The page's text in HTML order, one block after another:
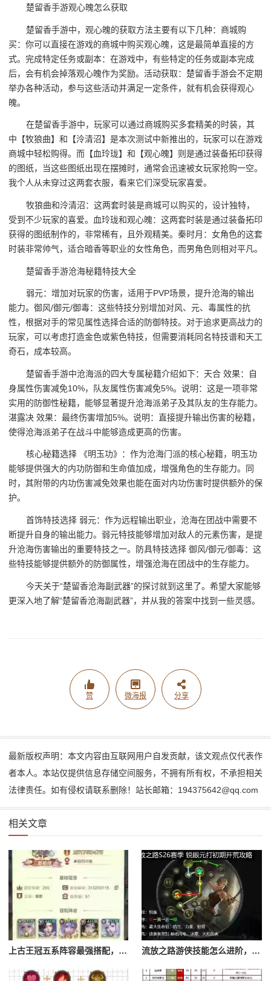
楚留香手游观心魄怎么获取
楚留香手游中，观心魄的获取方法主要有以下几种：商城购
买：你可以直接在游戏的商城中购买观心魄，这是最简单直接的方
式。完成特定任务或副本：在游戏中，有些特定的任务或副本完成
后，会有机会掉落观心魄作为奖励。活动获取：楚留香手游会不定期
举办各种活动，参与这些活动并满足一定条件，就有机会获得观心
魄。
在楚留香手游中，玩家可以通过商城购买多套精美的时装，其
中【牧狼曲】和【泠清沼】是本次测试中新推出的，玩家可以在游戏
商城中轻松购得。而【血玲珑】和【观心魄】则是通过装备拓印获得
的图纸，当这些图纸出现在摆摊时，通常会迅速被女玩家抢购一空。
我个人从未穿过这两套衣服，看来它们深受玩家喜爱。
牧狼曲和泠清沼：这两套时装是商城可以购买的，设计独特，
受到不少玩家的喜爱。血玲珑和观心魄：这两套时装是通过装备拓印
获得的图纸制作的，非常稀有，且外观精美。秦时月：女角色的这套
时装非常帅气，适合暗香等职业的女性角色，而男角色则相对平凡。
楚留香手游沧海秘籍特技大全
弱元：增加对玩家的伤害，适用于PVP场景，提升沧海的输出
能力。御风/御元/御毒：这些特技分别增加对风、元、毒属性的抗
性，根据对手的常见属性选择合适的防御特技。对于追求更高战力的
玩家，可以考虑打造金色或紫色特技，但需要消耗同名特技谱和天工
奇石，成本较高。
楚留香手游中沧海派的四大专属秘籍介绍如下：天合 效果：自
身属性伤害减免10%，队友属性伤害减免5%。说明：这是一项非常
实用的防御性秘籍，能够显著提升沧海派弟子及其队友的生存能力。
湛露决 效果：最终伤害增加5%。说明：直接提升输出伤害的秘籍，
使得沧海派弟子在战斗中能够造成更高的伤害。
核心秘籍选择 《明玉功》：作为沧海门派的核心秘籍，明玉功
能够提供强大的内功防御和生命值加成，增强角色的生存能力。同
时，其附带的内功伤害减免效果也能在面对内功伤害时提供额外的保
护。
首饰特技选择 弱元：作为远程输出职业，沧海在团战中需要不
断提升自身的输出能力。弱元特技能够增加对敌人的元素伤害，是提
升沧海伤害输出的重要特技之一。防具特技选择 御风/御元/御毒：这
些特技能够提供额外的防御属性，增强沧海在团战中的生存能力。
今天关于“楚留香沧海副武器”的探讨就到这里了。希望大家能够
更深入地了解“楚留香沧海副武器”，并从我的答案中找到一些灵感。
赞 微海报 分享
最新版权声明：本文内容由互联网用户自发贡献，该文观点仅代表作
者本人。本站仅提供信息存储空间服务，不拥有所有权，不承担相关
法律责任。如有侵权请联系删除！站长邮箱：194375642@qq.com
相关文章
上古王冠五系阵容最强搭配，上古王冠五星排行 流放之路游侠技能怎么进阶，流放之路游侠技能怎么进阶的